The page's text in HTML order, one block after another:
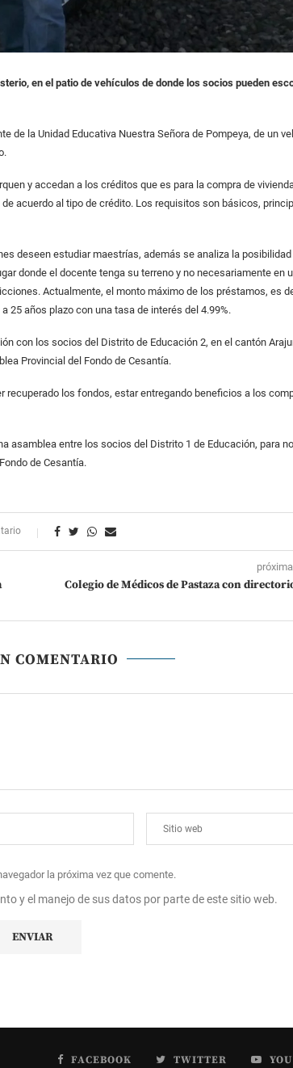
en el patio de vehículos de donde los socios pueden
de la Unidad Educativa Nuestra Señora de Pompeya, de un
y accedan a los créditos que es para la compra de
acuerdo al tipo de crédito. Los requisitos son básicos,
deseen estudiar maestrías, además se analiza la
donde el docente tenga su terreno y no necesariamente en
Actualmente, el monto máximo de los préstamos, es
25 años plazo con una tasa de interés del 4.99%.
con los socios del Distrito de Educación 2, en el cantón
Provincial del Fondo de Cesantía.
los fondos, estar entregando beneficios a los
asamblea entre los socios del Distrito 1 de Educación, para
de Cesantía.
Colegio de Médicos de Pastaza con
COMENTARIO
la próxima vez que comente.
y el manejo de sus datos por parte de este sitio web.
FACEBOOK TWITTER